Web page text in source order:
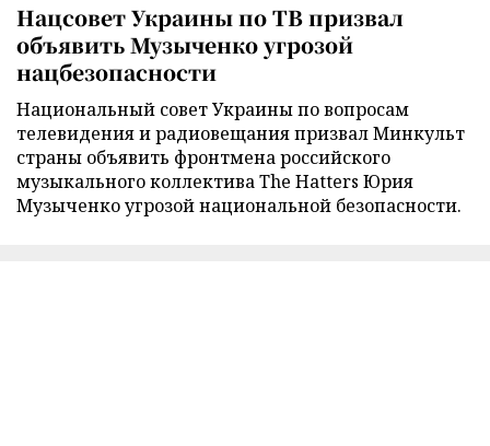
Нацсовет Украины по ТВ призвал
объявить Музыченко угрозой
нацбезопасности
Национальный совет Украины по вопросам
телевидения и радиовещания призвал Минкульт
страны объявить фронтмена российского
музыкального коллектива The Hatters Юрия
Музыченко угрозой национальной безопасности.